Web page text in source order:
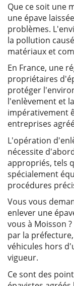
Que ce soit une
une épave
problèmes.
la pollution
matériaux et
En France, une
propriétaires
protéger
l'enlèvement et
impérativement
entreprises
L'opération
nécessite
appropriés, tels
spécialement
procédures
Vous vous
enlever une
vous à Moisson
par la
véhicules hors
vigueur.
Ce sont des